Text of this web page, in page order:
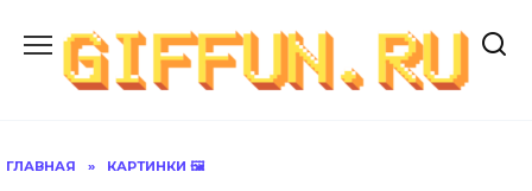
содержанию
ГЛАВНАЯ » КАРТИНКИ 🖼